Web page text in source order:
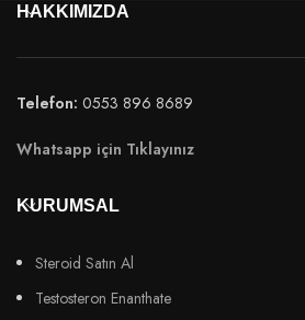
HAKKIMIZDA
Telefon: 0553 896 8689
Whatsapp için Tıklayınız
KURUMSAL
Steroid Satın Al
Testosteron Enanthate